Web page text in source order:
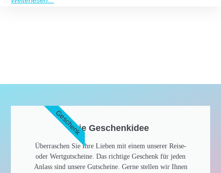
Die Geschenkidee​
Überraschen Sie Ihre Lieben mit einem unserer Reise-
oder Wertgutscheine. Das richtige Geschenk für jeden
Anlass sind unsere Gutscheine. Gerne stellen wir Ihnen
Geschenk